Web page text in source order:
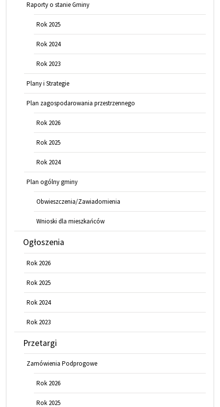
Raporty o stanie Gminy
Rok 2025
Rok 2024
Rok 2023
Plany i Strategie
Plan zagospodarowania przestrzennego
Rok 2026
Rok 2025
Rok 2024
Plan ogólny gminy
Obwieszczenia/Zawiadomienia
Wnioski dla mieszkańców
Ogłoszenia
Rok 2026
Rok 2025
Rok 2024
Rok 2023
Przetargi
Zamówienia Podprogowe
Rok 2026
Rok 2025